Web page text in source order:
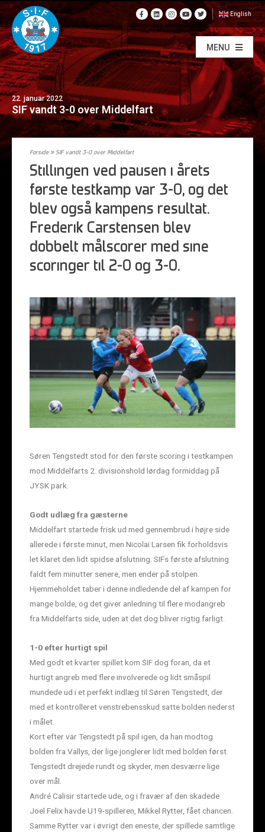
English
MENU
22. januar 2022
SIF vandt 3-0 over Middelfart
Forside»SIF vandt 3-0 over Middelfart
Stillingen ved pausen i årets
første testkamp var 3-0, og det
blev også kampens resultat.
Frederik Carstensen blev
dobbelt målscorer med sine
scoringer til 2-0 og 3-0.
Søren Tengstedt stod for den første scoring i testkampen
mod Middelfarts 2. divisionshold lørdag formiddag på
JYSK park.
Godt udlæg fra gæsterne
Middelfart startede frisk ud med gennembrud i højre side
allerede i første minut, men Nicolai Larsen fik forholdsvis
let klaret den lidt spidse afslutning. SIFs første afslutning
faldt fem minutter senere, men ender på stolpen.
Hjemmeholdet taber i denne indledende del af kampen for
mange bolde, og det giver anledning til flere modangreb
fra Middelfarts side, uden at det dog bliver rigtig farligt.
1-0 efter hurtigt spil
Med godt et kvarter spillet kom SIF dog foran, da et
hurtigt angreb med flere involverede og lidt småspil
mundede ud i et perfekt indlæg til Søren Tengstedt, der
med et kontrolleret venstrebensskud satte bolden nederst
i målet.
Kort efter var Tengstedt på spil igen, da han modtog
bolden fra Vallys, der lige jonglerer lidt med bolden først.
Tengstedt drejede rundt og skyder, men desværre lige
over mål.
André Calisir startede ude, og i fravær af den skadede
Joel Felix havde U19-spilleren, Mikkel Rytter, fået chancen.
Samme Rytter var i øvrigt den eneste, der spillede samtlige